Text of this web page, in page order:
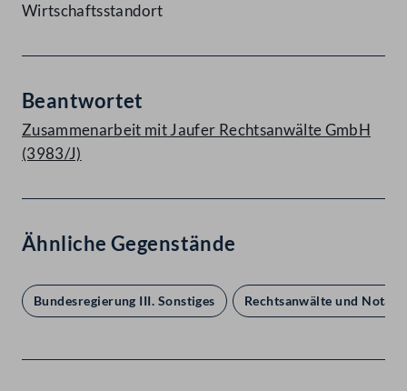
Wirtschaftsstandort
Beantwortet
Zusammenarbeit mit Jaufer Rechtsanwälte GmbH
(3983/J)
Ähnliche Gegenstände
Bundesregierung III. Sonstiges Rechtsanwälte und Notare